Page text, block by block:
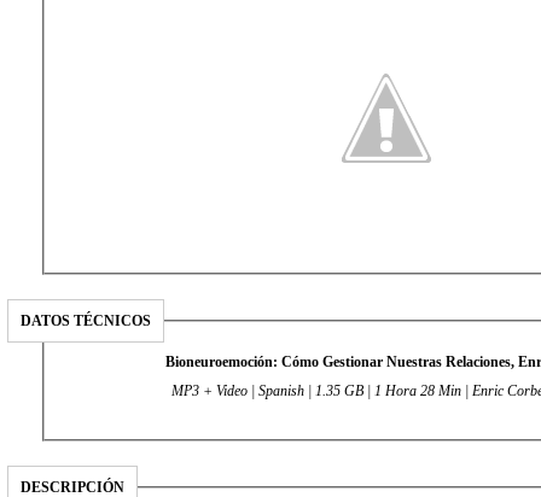
DATOS TÉCNICOS
Bioneuroemoción: Cómo Gestionar Nuestras Relaciones,
MP3 + Video | Spanish | 1.35 GB | 1 Hora 28 Min | Enric
DESCRIPCIÓN